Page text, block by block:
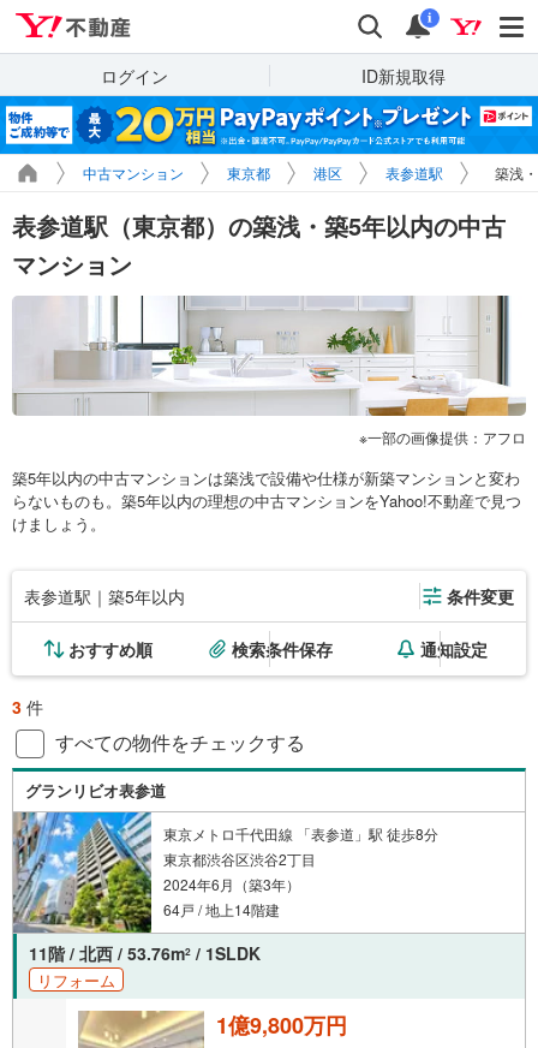
検索 通知
i
ログイン ID新規取得
中古マンション 東京都 港区 表参道駅 築浅
表参道駅（東京都）の築浅・築5年以内の中古
マンション
一部の画像提供：アフロ
築5年以内の中古マンションは築浅で設備や仕様が新築マンションと変わ
らないものも。築5年以内の理想の中古マンションをYahoo!不動産で見つ
けましょう。
表参道駅｜築5年以内 条件変更
おすすめ順 検索条件保存 通知設定
3 件
すべての物件をチェックする
グランリビオ表参道
東京メトロ千代田線 「表参道」駅 徒歩8分
東京都渋谷区渋谷2丁目
2024年6月（築3年）
64戸 / 地上14階建
11階 / 北西 / 53.76m2 / 1SLDK
リフォーム
1億9,800万円